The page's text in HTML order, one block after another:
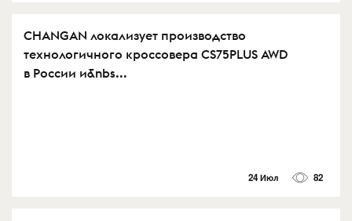
CHANGAN локализует производство
технологичного кроссовера CS75PLUS AWD
в России и&nbs...
24 Июл 82